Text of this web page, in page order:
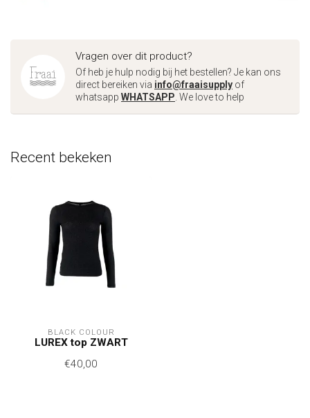
Vragen over dit product?
Of heb je hulp nodig bij het bestellen? Je kan ons
direct bereiken via info@fraaisupply of
whatsapp WHATSAPP . We love to help
Recent bekeken
BLACK COLOUR
LUREX top ZWART
€40,00